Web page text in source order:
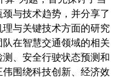
与技术趋势，并分享了
与关键技术方面的研究
在智慧交通领域的相关
、安全行驶状态预测和
围绕科技创新、经济效